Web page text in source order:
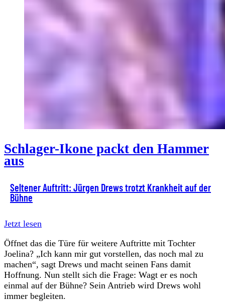
Schlager-Ikone packt den Hammer
aus
Seltener Auftritt: Jürgen Drews trotzt Krankheit auf der
Bühne
Jetzt lesen
Öffnet das die Türe für weitere Auftritte mit Tochter
Joelina? „Ich kann mir gut vorstellen, das noch mal zu
machen“, sagt Drews und macht seinen Fans damit
Hoffnung. Nun stellt sich die Frage: Wagt er es noch
einmal auf der Bühne? Sein Antrieb wird Drews wohl
immer begleiten.